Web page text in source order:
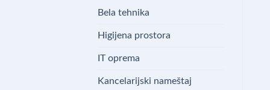
Bela tehnika
Higijena prostora
IT oprema
Kancelarijski nameštaj